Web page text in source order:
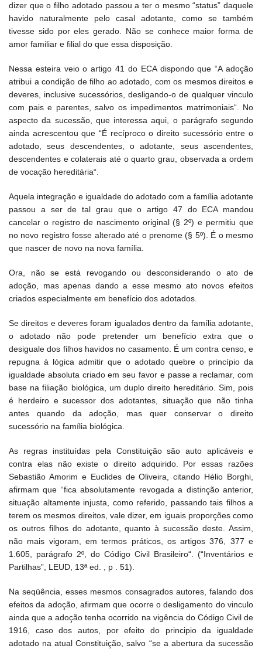
dizer que o filho adotado passou a ter o mesmo “status” daquele
havido naturalmente pelo casal adotante, como se também
tivesse sido por eles gerado. Não se conhece maior forma de
amor familiar e filial do que essa disposição.
Nessa esteira veio o artigo 41 do ECA dispondo que “A adoção
atribui a condição de filho ao adotado, com os mesmos direitos e
deveres, inclusive sucessórios, desligando-o de qualquer vinculo
com pais e parentes, salvo os impedimentos matrimoniais“. No
aspecto da sucessão, que interessa aqui, o parágrafo segundo
ainda acrescentou que “É recíproco o direito sucessório entre o
adotado, seus descendentes, o adotante, seus ascendentes,
descendentes e colaterais até o quarto grau, observada a ordem
de vocação hereditária“.
Aquela integração e igualdade do adotado com a família adotante
passou a ser de tal grau que o artigo 47 do ECA mandou
cancelar o registro de nascimento original (§ 2º) e permitiu que
no novo registro fosse alterado até o prenome (§ 5º). É o mesmo
que nascer de novo na nova família.
Ora, não se está revogando ou desconsiderando o ato de
adoção, mas apenas dando a esse mesmo ato novos efeitos
criados especialmente em benefício dos adotados.
Se direitos e deveres foram igualados dentro da família adotante,
o adotado não pode pretender um benefício extra que o
desiguale dos filhos havidos no casamento. É um contra censo, e
repugna à lógica admitir que o adotado quebre o princípio da
igualdade absoluta criado em seu favor e passe a reclamar, com
base na filiação biológica, um duplo direito hereditário. Sim, pois
é herdeiro e sucessor dos adotantes, situação que não tinha
antes quando da adoção, mas quer conservar o direito
sucessório na família biológica.
As regras instituídas pela Constituição são auto aplicáveis e
contra elas não existe o direito adquirido. Por essas razões
Sebastião Amorim e Euclides de Oliveira, citando Hélio Borghi,
afirmam que “fica absolutamente revogada a distinção anterior,
situação altamente injusta, como referido, passando tais filhos a
terem os mesmos direitos, vale dizer, em iguais proporções como
os outros filhos do adotante, quanto à sucessão deste. Assim,
não mais vigoram, em termos práticos, os artigos 376, 377 e
1.605, parágrafo 2º, do Código Civil Brasileiro“. (“Inventários e
Partilhas”, LEUD, 13ª ed. , p . 51).
Na seqüência, esses mesmos consagrados autores, falando dos
efeitos da adoção, afirmam que ocorre o desligamento do vinculo
ainda que a adoção tenha ocorrido na vigência do Código Civil de
1916, caso dos autos, por efeito do principio da igualdade
adotado na atual Constituição, salvo “se a abertura da sucessão